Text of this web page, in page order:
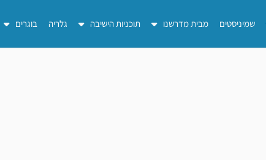
שמיניסטים מבית מדרשנו תוכניות הישיבה גלריה בוגרים